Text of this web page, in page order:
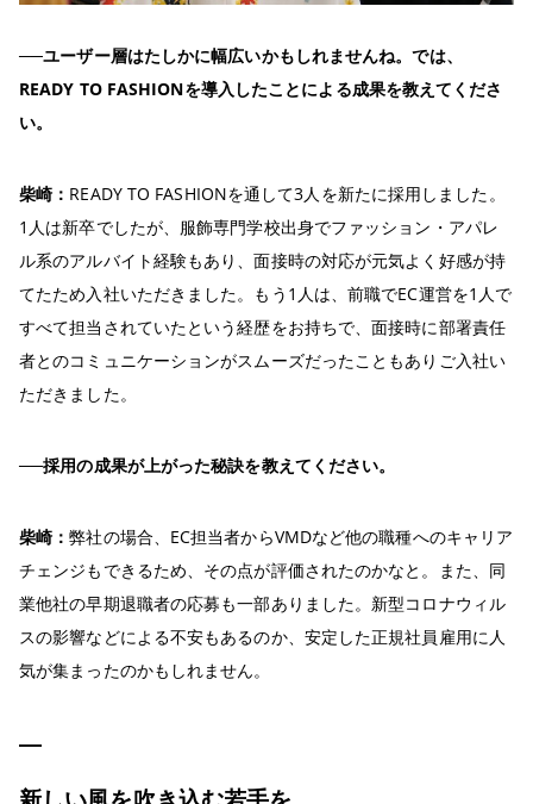
──ユーザー層はたしかに幅広いかもしれませんね。では、
READY TO FASHIONを導入したことによる成果を教えてくださ
い。
柴崎： READY TO FASHIONを通して3人を新たに採用しました。
1人は新卒でしたが、服飾専門学校出身でファッション・アパレ
ル系のアルバイト経験もあり、面接時の対応が元気よく好感が持
てたため入社いただきました。もう1人は、前職でEC運営を1人で
すべて担当されていたという経歴をお持ちで、面接時に部署責任
者とのコミュニケーションがスムーズだったこともありご入社い
ただきました。
──採用の成果が上がった秘訣を教えてください。
柴崎：弊社の場合、EC担当者からVMDなど他の職種へのキャリア
チェンジもできるため、その点が評価されたのかなと。また、同
業他社の早期退職者の応募も一部ありました。新型コロナウィル
スの影響などによる不安もあるのか、安定した正規社員雇用に人
気が集まったのかもしれません。